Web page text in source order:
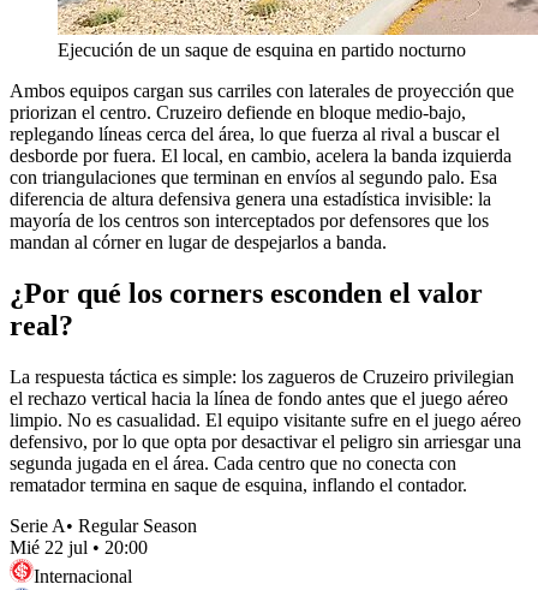
Ejecución de un saque de esquina en partido nocturno
Ambos equipos cargan sus carriles con laterales de proyección que
priorizan el centro. Cruzeiro defiende en bloque medio-bajo,
replegando líneas cerca del área, lo que fuerza al rival a buscar el
desborde por fuera. El local, en cambio, acelera la banda izquierda
con triangulaciones que terminan en envíos al segundo palo. Esa
diferencia de altura defensiva genera una estadística invisible: la
mayoría de los centros son interceptados por defensores que los
mandan al córner en lugar de despejarlos a banda.
¿Por qué los corners esconden el valor
real?
La respuesta táctica es simple: los zagueros de Cruzeiro privilegian
el rechazo vertical hacia la línea de fondo antes que el juego aéreo
limpio. No es casualidad. El equipo visitante sufre en el juego aéreo
defensivo, por lo que opta por desactivar el peligro sin arriesgar una
segunda jugada en el área. Cada centro que no conecta con
rematador termina en saque de esquina, inflando el contador.
Serie A• Regular Season
Mié 22 jul • 20:00
Internacional